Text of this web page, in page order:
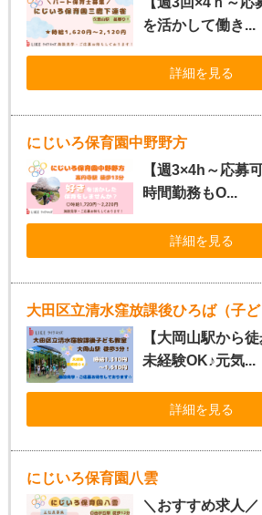
を活かして働き...
詳細を見る
にじいろ保育園中野野方
【週3×4h～応募
時間勤務もO...
詳細を見る
大田区立清水窪放課後ひろば（子ど
【大岡山駅から
未経験OK♪元気...
詳細を見る
にじいろ保育園八雲
＼おすすめ求人